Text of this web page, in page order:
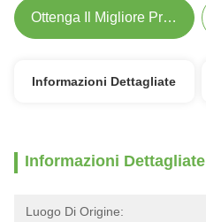
Ottenga Il Migliore Prezzo
Informazioni Dettagliate
Informazioni Dettagliate
Luogo Di Origine: